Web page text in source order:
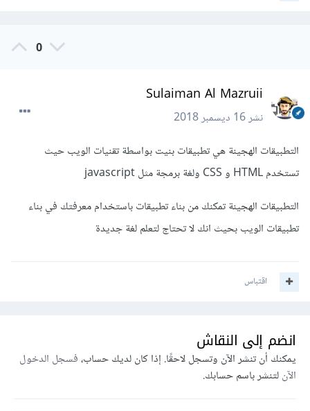
0
Sulaiman Al Mazruii
نشر16 ديسمبر 2018
التطبيقات الهجينة هي تطبيقات بنيت بواسطة تقنيات الويب حيث
تستخدم HTML و CSS ولغة برمجة مثل javascript
التطبيقات الهجينة تمكنك من بناء تطبيقات باستخدام معرفتك في بناء
تطبيقات الويب بحيث انك لا تحتاج لتعلم لغة جديدة
اقتباس
انضم إلى النقاش
يمكنك أن تنشر الآن وتسجل لاحقًا. إذا كان لديك حساب،فسجل الدخول
الآنلتنشر باسم حسابك.